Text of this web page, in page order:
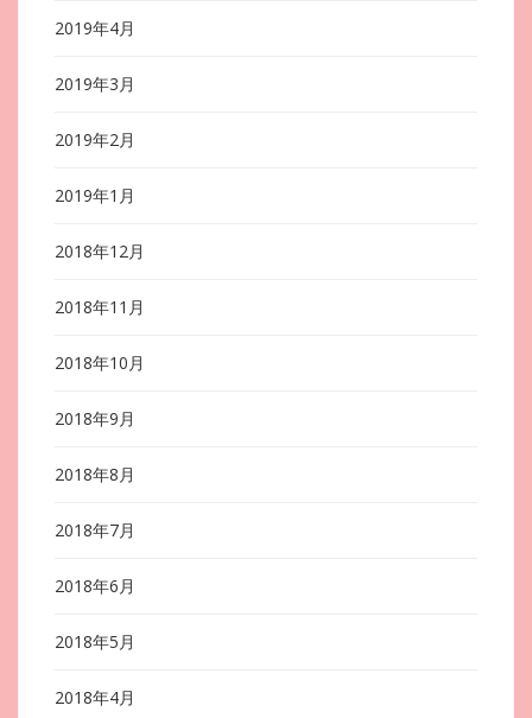
2019年4月
2019年3月
2019年2月
2019年1月
2018年12月
2018年11月
2018年10月
2018年9月
2018年8月
2018年7月
2018年6月
2018年5月
2018年4月